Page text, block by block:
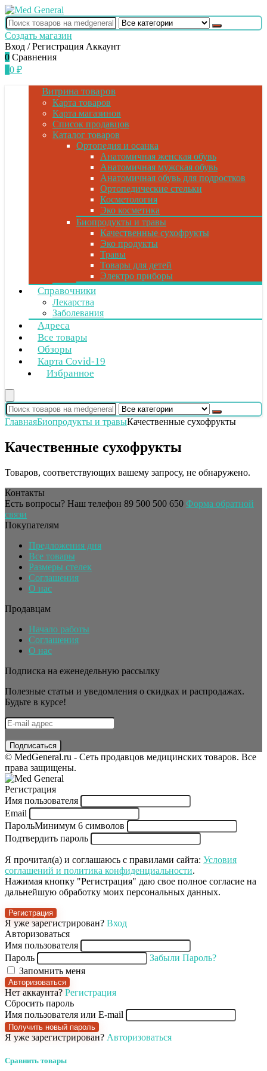
Создать магазин
Вход / Регистрация Аккаунт
0 Сравнения
0 ₽
Витрина товаров
Карта товаров
Карта магазинов
Список продавцов
Каталог товаров
Ортопедия и осанка
Анатомичная женская обувь
Анатомичная мужская обувь
Анатомичная обувь для подростков
Ортопедические стельки
Косметология
Эко косметика
Биопродукты и травы
Качественные сухофрукты
Эко продукты
Травы
Товары для детей
Электро приборы
Справочники
Лекарства
Заболевания
Адреса
Все товары
Обзоры
Карта Covid-19
Избранное
ГлавнаяБиопродукты и травыКачественные сухофрукты
Качественные сухофрукты
Товаров, соответствующих вашему запросу, не обнаружено.
Контакты
Есть вопросы? Наш телефон 89 500 500 650 Форма обратной
связи
Покупателям
Предложения дня
Все товары
Размеры стелек
Соглашения
О нас
Продавцам
Начало работы
Соглашения
О нас
Подписка на еженедельную рассылку
Полезные статьи и уведомления о скидках и распродажах.
Будьте в курсе!
© MedGeneral.ru - Сеть продавцов медицинских товаров. Все
права защищены.
Регистрация
Имя пользователя
Email
ПарольМинимум 6 символов
Подтвердить пароль
Я прочитал(а) и соглашаюсь с правилами сайта: Условия
соглашений и политика конфиденциальности.
Нажимая кнопку "Регистрация" даю свое полное согласие на
дальнейшую обработку моих персональных данных.
Регистрация
Я уже зарегистрирован? Вход
Авторизоваться
Имя пользователя
Пароль
Забыли Пароль?
Запомнить меня
Авторизоваться
Нет аккаунта? Регистрация
Сбросить пароль
Имя пользователя или E-mail
Получить новый пароль
Я уже зарегистрирован? Авторизоваться
Сравнить товары